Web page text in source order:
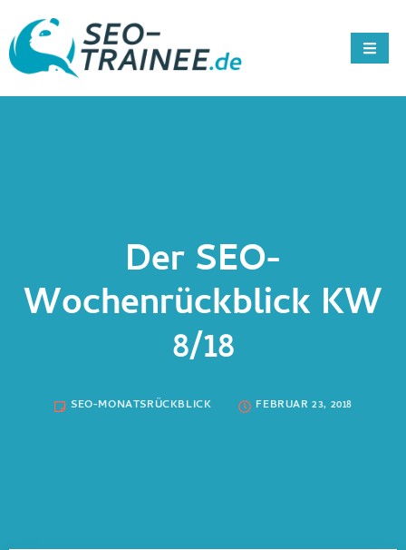
Der SEO-
Wochenrückblick KW
8/18
SEO-MONATSRÜCKBLICK FEBRUAR 23, 2018